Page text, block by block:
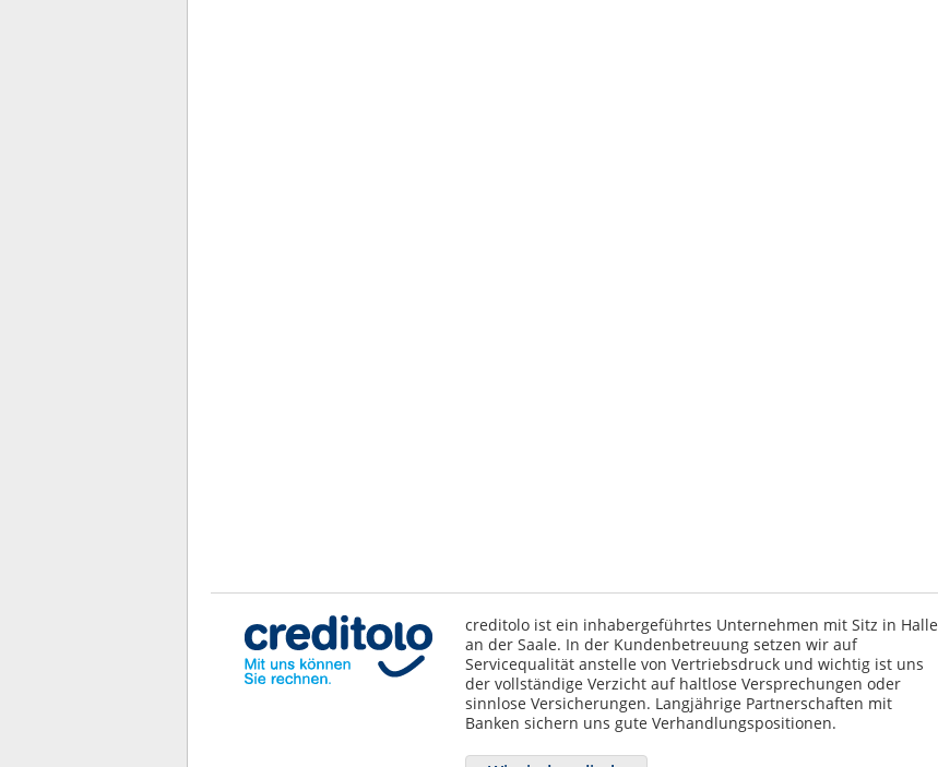
creditolo ist ein inhabergeführtes Unternehmen mit Sitz in Halle
an der Saale. In der Kundenbetreuung setzen wir auf
Servicequalität anstelle von Vertriebsdruck und wichtig ist uns
der vollständige Verzicht auf haltlose Versprechungen oder
sinnlose Versicherungen. Langjährige Partnerschaften mit
Banken sichern uns gute Verhandlungspositionen.